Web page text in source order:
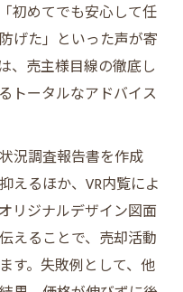
初めてでも安心して任
げた」といった声が寄
、売主様目線の徹底し
トータルなアドバイス
況調査報告書を作成
えるほか、VR内覧によ
リジナルデザイン図面
えることで、売却活動
す。失敗例として、他